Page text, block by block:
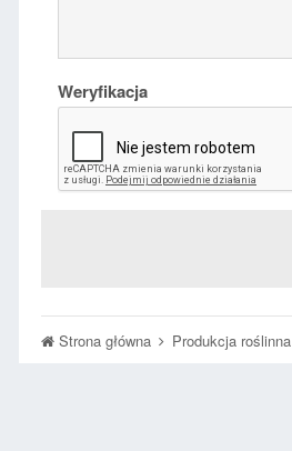
Weryfikacja
Strona główna Produkcja roślinna